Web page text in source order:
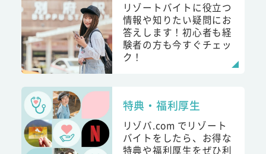
リゾートバイトに役立つ
情報や知りたい疑問にお
答えします！初心者も経
験者の方も今すぐチェッ
ク！
特典・福利厚生
リゾバ.com でリゾート
バイトをしたら、お得な
特典や福利厚生をぜひ利